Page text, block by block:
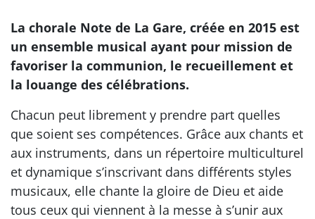
La chorale Note de La Gare, créée en 2015 est
un ensemble musical ayant pour mission de
favoriser la communion, le recueillement et
la louange des célébrations.
Chacun peut librement y prendre part quelles
que soient ses compétences. Grâce aux chants et
aux instruments, dans un répertoire multiculturel
et dynamique s’inscrivant dans différents styles
musicaux, elle chante la gloire de Dieu et aide
tous ceux qui viennent à la messe à s’unir aux